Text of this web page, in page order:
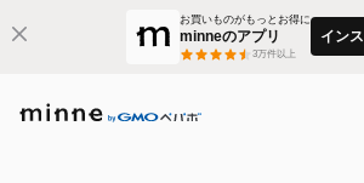
お買いものがもっとお得に
minneのアプリ
3万件以上
イン